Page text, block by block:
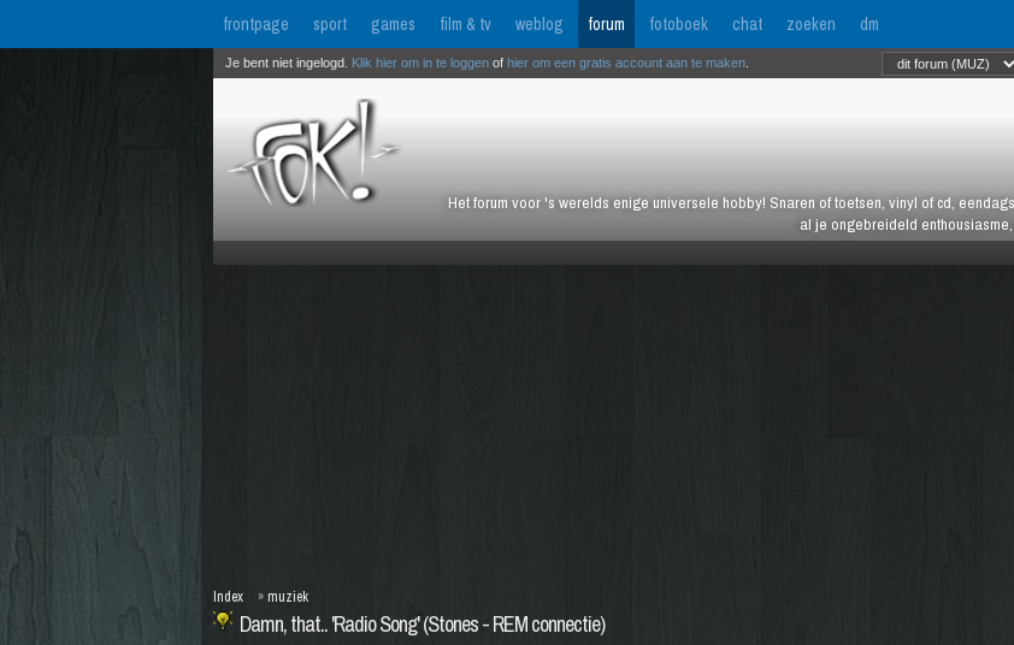
frontpage sport games film & tv weblog forum fotoboek chat zoeken dm
Het forum voor 's werelds enige universele hobby! Snaren of toetsen, vinyl of cd,
al je ongebreideld
Je bent niet ingelogd. Klik hier om in te loggen of hier om een gratis account aan te maken
Damn, that.. 'Radio Song' (Stones - REM connectie)
Index » muziek